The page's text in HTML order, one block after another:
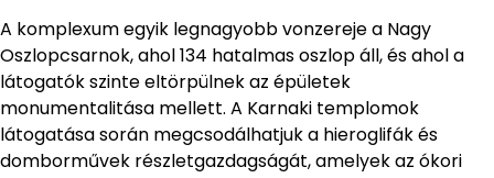
A komplexum egyik legnagyobb vonzereje a Nagy
Oszlopcsarnok, ahol 134 hatalmas oszlop áll, és ahol a
látogatók szinte eltörpülnek az épületek
monumentalitása mellett. A Karnaki templomok
látogatása során megcsodálhatjuk a hieroglifák és
domborművek részletgazdagságát, amelyek az ókori